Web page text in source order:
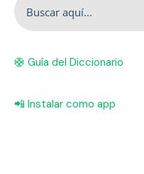
🛟 Guía del Diccionario
📲 Instalar como app